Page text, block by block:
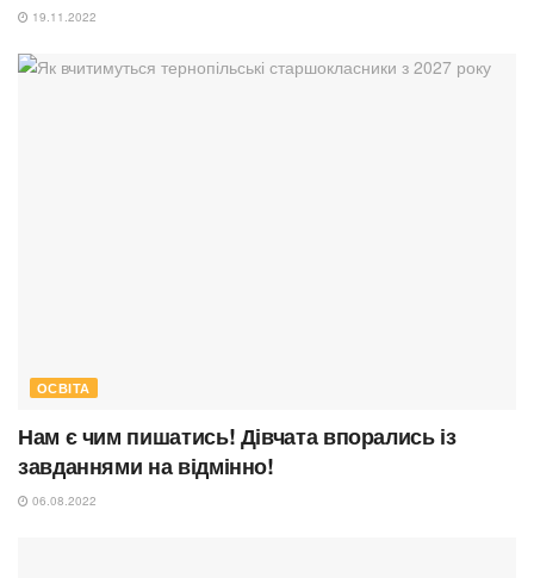
19.11.2022
ОСВІТА
Нам є чим пишатись! Дівчата впорались із
завданнями на відмінно!
06.08.2022